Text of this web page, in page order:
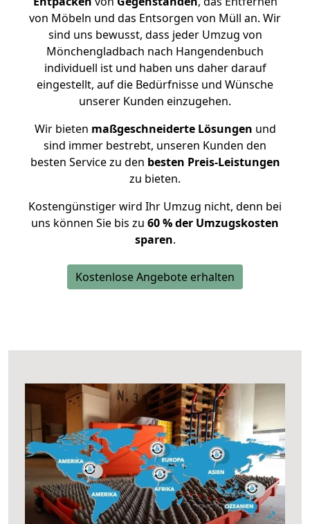
von Möbeln und das Entsorgen von Müll an. Wir
sind uns bewusst, dass jeder Umzug von
Mönchengladbach nach Hangendenbuch
individuell ist und haben uns daher darauf
eingestellt, auf die Bedürfnisse und Wünsche
unserer Kunden einzugehen.
Wir bieten maßgeschneiderte Lösungen und
sind immer bestrebt, unseren Kunden den
besten Service zu den besten Preis-Leistungen
zu bieten.
Kostengünstiger wird Ihr Umzug nicht, denn bei
uns können Sie bis zu 60 % der Umzugskosten
sparen.
Kostenlose Angebote erhalten